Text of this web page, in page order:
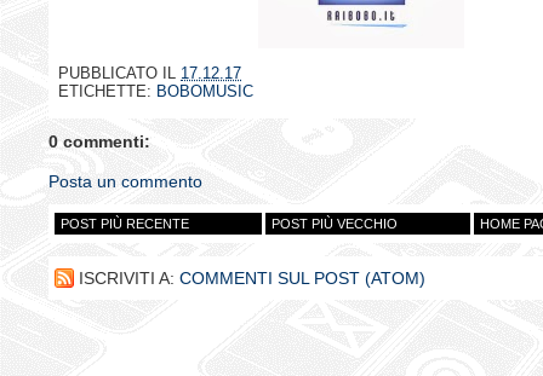
PUBBLICATO IL 17.12.17
ETICHETTE: BOBOMUSIC
0 commenti:
Posta un commento
POST PIÙ RECENTE POST PIÙ VECCHIO HOME
ISCRIVITI A: COMMENTI SUL POST (ATOM)